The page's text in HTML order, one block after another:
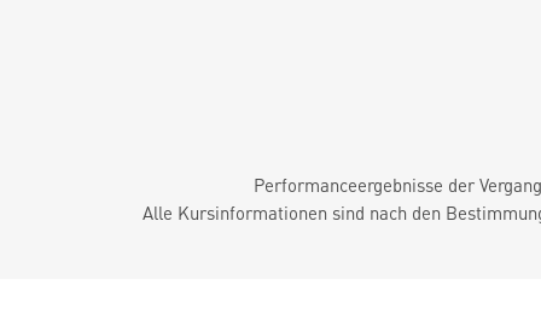
Performanceergebnisse der
Alle Kursinformationen sind nach den